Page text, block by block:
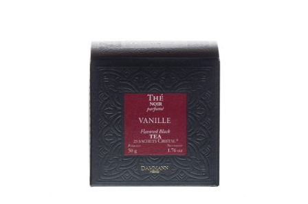
Sacs et cartables à broder
Aide culinaire
Coffrets aide culinaire
Mélanges pour salade